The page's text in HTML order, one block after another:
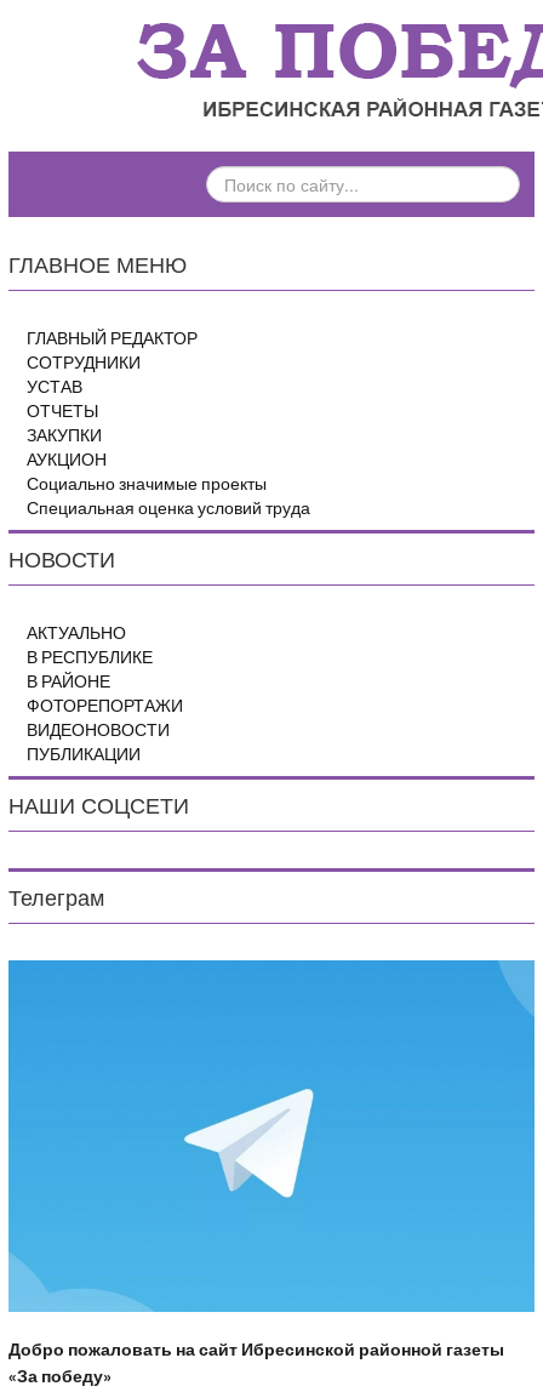
ПОИСК
ПО
ГЛАВНОЕ МЕНЮ
ГЛАВНЫЙ РЕДАКТОР
СОТРУДНИКИ
УСТАВ
ОТЧЕТЫ
ЗАКУПКИ
АУКЦИОН
Социально значимые проекты
Специальная оценка условий труда
НОВОСТИ
АКТУАЛЬНО
В РЕСПУБЛИКЕ
В РАЙОНЕ
ФОТОРЕПОРТАЖИ
ВИДЕОНОВОСТИ
ПУБЛИКАЦИИ
НАШИ СОЦСЕТИ
Телеграм
Добро пожаловать на сайт Ибресинской районной газеты
«За победу»